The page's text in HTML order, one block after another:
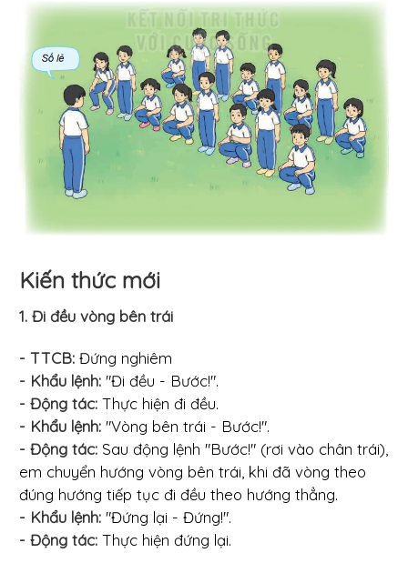
Kiến thức mới
1. Đi đều vòng bên trái
- TTCB: Đứng nghiêm
- Khẩu lệnh: "Đi đều - Bước!".
- Động tác: Thực hiện đi đều.
- Khẩu lệnh: "Vòng bên trái - Bước!".
- Động tác: Sau động lệnh "Bước!" (rơi vào chân trái),
em chuyển hướng vòng bên trái, khi đã vòng theo
đúng hướng tiếp tục đi đều theo hướng thẳng.
- Khẩu lệnh: "Đứng lại - Đứng!".
- Động tác: Thực hiện đứng lại.